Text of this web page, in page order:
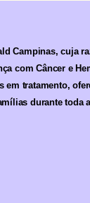
Campinas, cuja
com Câncer e
em tratamento,
durante toda